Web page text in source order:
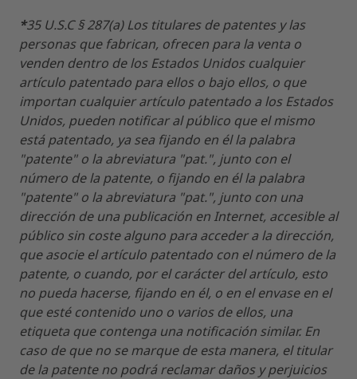
*35 U.S.C § 287(a) Los titulares de patentes y las
personas que fabrican, ofrecen para la venta o
venden dentro de los Estados Unidos cualquier
artículo patentado para ellos o bajo ellos, o que
importan cualquier artículo patentado a los Estados
Unidos, pueden notificar al público que el mismo
está patentado, ya sea fijando en él la palabra
"patente" o la abreviatura "pat.", junto con el
número de la patente, o fijando en él la palabra
"patente" o la abreviatura "pat.", junto con una
dirección de una publicación en Internet, accesible al
público sin coste alguno para acceder a la dirección,
que asocie el artículo patentado con el número de la
patente, o cuando, por el carácter del artículo, esto
no pueda hacerse, fijando en él, o en el envase en el
que esté contenido uno o varios de ellos, una
etiqueta que contenga una notificación similar. En
caso de que no se marque de esta manera, el titular
de la patente no podrá reclamar daños y perjuicios